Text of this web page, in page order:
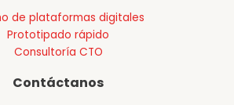
de plataformas digitales
Prototipado rápido
Consultoría CTO
Contáctanos